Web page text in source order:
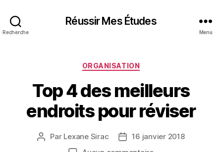
Recherche
Réussir Mes Études
Menu
Catégories
ORGANISATION
Top 4 des meilleurs
endroits pour réviser
Auteur
Par Lexane Sirac
Date16 janvier 2018